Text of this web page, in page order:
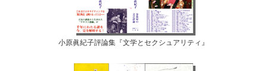
小原眞紀子評論集『文学とセクシュアリティ』